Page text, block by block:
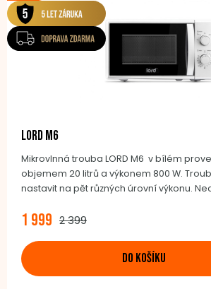
LORD M6
Mikrovlnná trouba LORD M6 v bílém
objemem 20 litrů a výkonem 800 W.
nastavit na pět různých úrovní výkonu.
jednoduché a intuitivní.
1 999 2 399
DO KOŠÍKU